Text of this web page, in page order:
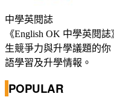
中學英閱誌
《English OK 中學英閱
生競爭力與升學議題的
語學習及升學情報。
POPULAR